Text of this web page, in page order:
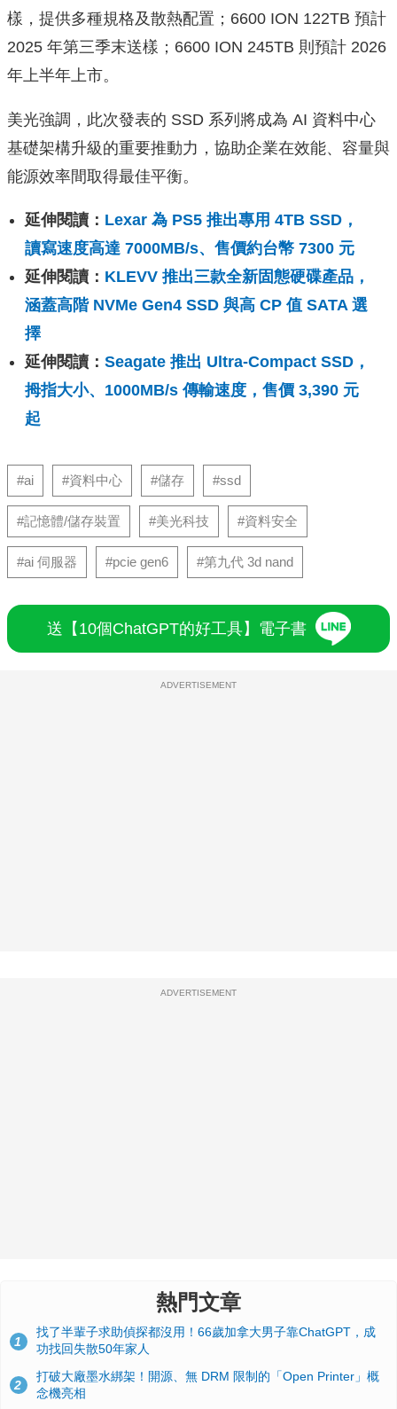
樣，提供多種規格及散熱配置；6600 ION 122TB 預計
2025 年第三季末送樣；6600 ION 245TB 則預計 2026
年上半年上市。
美光強調，此次發表的 SSD 系列將成為 AI 資料中心
基礎架構升級的重要推動力，協助企業在效能、容量與
能源效率間取得最佳平衡。
延伸閱讀： Lexar 為 PS5 推出專用 4TB SSD，
讀寫速度高達 7000MB/s、售價約台幣 7300 元
延伸閱讀： KLEVV 推出三款全新固態硬碟產品，
涵蓋高階 NVMe Gen4 SSD 與高 CP 值 SATA 選
擇
延伸閱讀： Seagate 推出 Ultra-Compact SSD，
拇指大小、1000MB/s 傳輸速度，售價 3,390 元
起
#ai #資料中心 #儲存 #ssd
#記憶體/儲存裝置 #美光科技 #資料安全
#ai 伺服器 #pcie gen6 #第九代 3d nand
送【10個ChatGPT的好工具】電子書
ADVERTISEMENT
ADVERTISEMENT
熱門文章
1
找了半輩子求助偵探都沒用！66歲加拿大男子靠ChatGPT，成
功找回失散50年家人
2
打破大廠墨水綁架！開源、無 DRM 限制的「Open Printer」概
念機亮相